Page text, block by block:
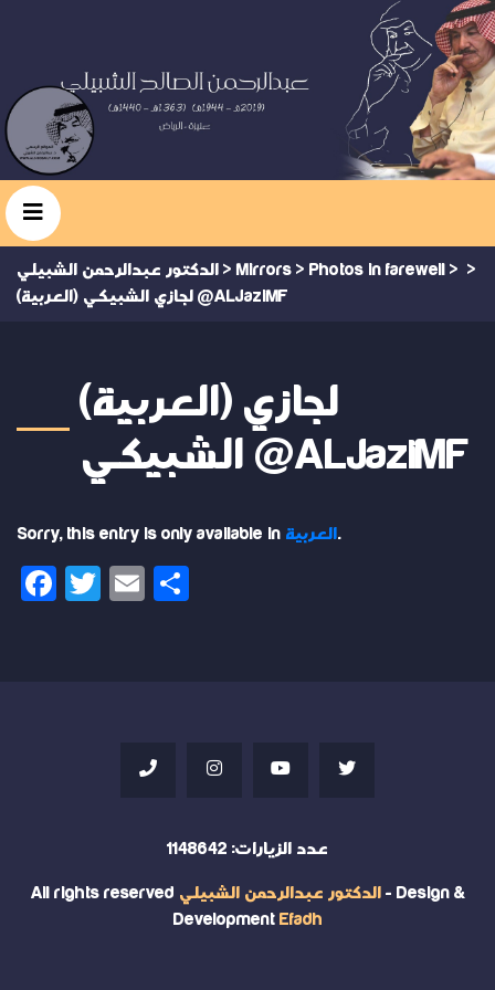
الدكتور عبدالرحمن الشبيلي > Mirrors > Photos in farewell > >
(العربية) لجازي الشبيكي @ALJaziMF
(العربية) لجازي
الشبيكي @ALJaziMF
Sorry, this entry is only available in العربية .
Facebook
Twitter
Email
عدد الزيارات: 1148642
All rights reserved الدكتور عبدالرحمن الشبيلي - Design &
Development Efadh